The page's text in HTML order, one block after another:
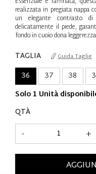
realizzata in pregiata nappa
un elegante contrasto
delicatamente il piede,
fondo in cuoio dona
TAGLIA Guida Taglie
36 37 38
Solo 1 Unità
QTÀ
+
-